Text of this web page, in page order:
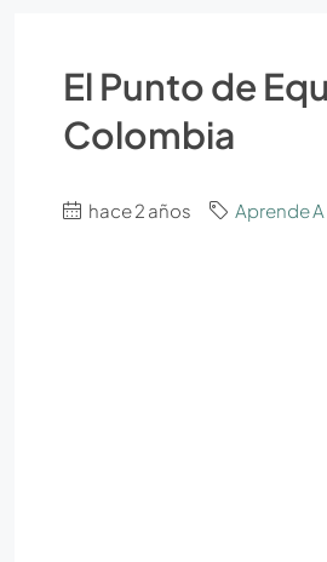
El Punto de
Colombia
hace 2 años Aprende